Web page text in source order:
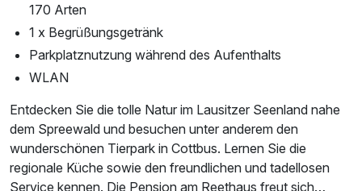
170 Arten
1 x Begrüßungsgetränk
Parkplatznutzung während des Aufenthalts
WLAN
Entdecken Sie die tolle Natur im Lausitzer Seenland nahe
dem Spreewald und besuchen unter anderem den
wunderschönen Tierpark in Cottbus. Lernen Sie die
regionale Küche sowie den freundlichen und tadellosen
Service kennen. Die Pension am Reethaus freut sich